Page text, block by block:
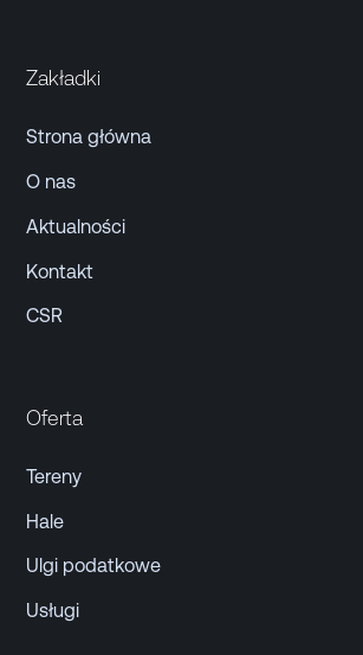
Zakładki
Strona główna
O nas
Aktualności
Kontakt
CSR
Oferta
Tereny
Hale
Ulgi podatkowe
Usługi